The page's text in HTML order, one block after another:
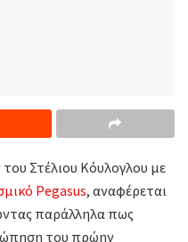
Στέλιου Κόυλογλου με
Pegasus, αναφέρεται
παράλληλα πως
του πρώην